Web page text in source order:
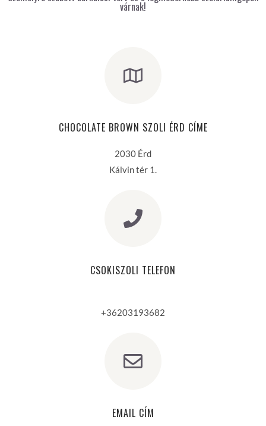
várnak!
CHOCOLATE BROWN SZOLI ÉRD CÍME
2030 Érd
Kálvin tér 1.
CSOKISZOLI TELEFON
+36203193682
EMAIL CÍM